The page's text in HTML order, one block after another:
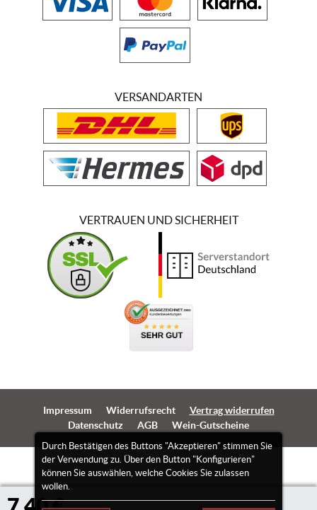
Durch Bestätigen des Buttons "Akzeptieren" stimmen Sie
der Verwendung zu. Über den Button "Konfigurieren"
können Sie auswählen, welche Cookies Sie zulassen
wollen.
VERSANDARTEN
VERTRAUEN UND SICHERHEIT
Impressum Widerrufsrecht
Vertrag widerrufen
Datenschutz
AGB Wein-Gutscheine